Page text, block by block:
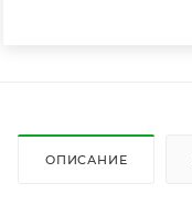
ОПИСАНИЕ